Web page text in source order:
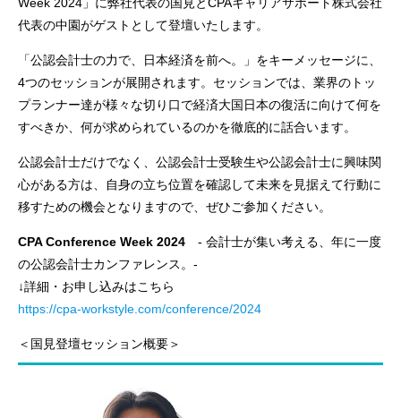
Week 2024」に弊社代表の国見とCPAキャリアサポート株式会社
代表の中園がゲストとして登壇いたします。
「公認会計士の力で、日本経済を前へ。」をキーメッセージに、
4つのセッションが展開されます。セッションでは、業界のトッ
プランナー達が様々な切り口で経済大国日本の復活に向けて何を
すべきか、何が求められているのかを徹底的に話合います。
公認会計士だけでなく、公認会計士受験生や公認会計士に興味関
心がある方は、自身の立ち位置を確認して未来を見据えて行動に
移すための機会となりますので、ぜひご参加ください。
CPA Conference Week 2024 - 会計士が集い考える、年に一度
の公認会計士カンファレンス。-
↓詳細・お申し込みはこちら
https://cpa-workstyle.com/conference/2024
＜国見登壇セッション概要＞